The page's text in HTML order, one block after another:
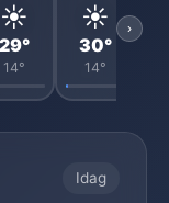
☀️
29°
14°
☀️
30°
14°
›
Idag